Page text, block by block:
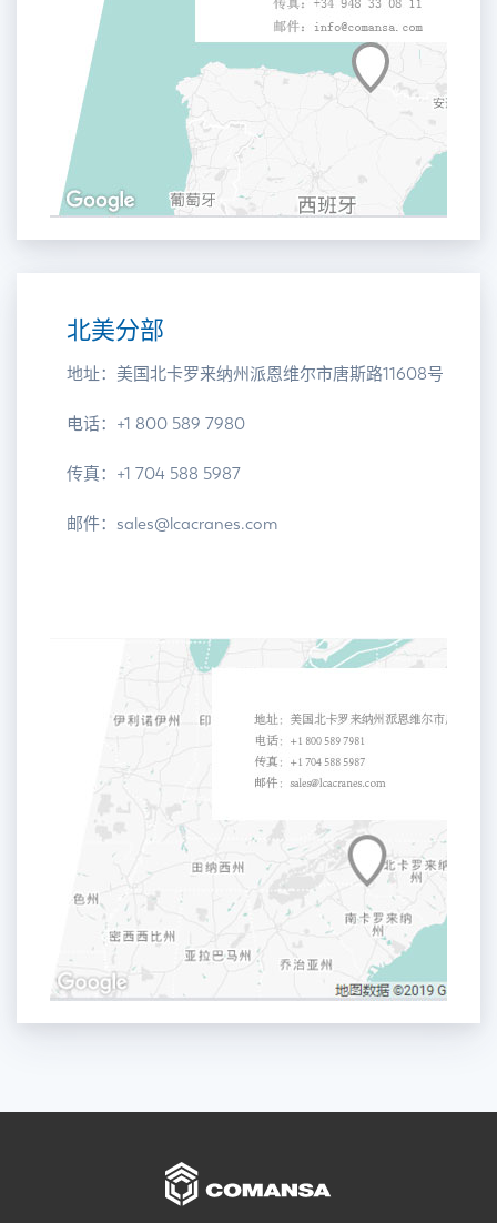
北美分部
地址：美国北卡罗来纳州派恩维尔市唐斯路11608号
电话：+1 800 589 7980
传真：+1 704 588 5987
邮件：sales@lcacranes.com